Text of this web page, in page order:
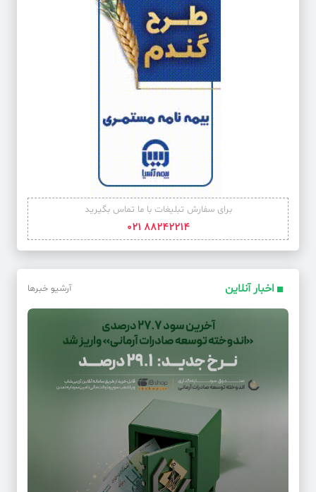
برای سفارش تبلیغات با ما تماس بگیرید
88242214 021
اخبار آنلاین آرشیو خبرها